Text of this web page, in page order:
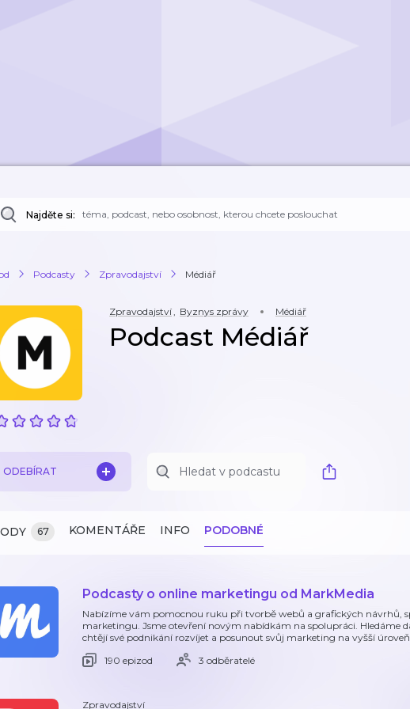
Najděte si:
Podcasty Zpravodajství Médiář
Zpravodajství, Byznys zprávy Médiář
Podcast Médiář
ODEBÍRAT
67 KOMENTÁŘE INFO PODOBNÉ
Podcasty o online marketingu od MarkMedia
Nabízíme vám pomocnou ruku při tvorbě webů a grafických návrhů,
marketingu. Jsme otevření novým nabídkám na spolupráci. Hledáme
chtějí své podnikání rozvíjet a posunout svůj marketing na vyšší
190 epizod
3 odběratelé
Zpravodajství